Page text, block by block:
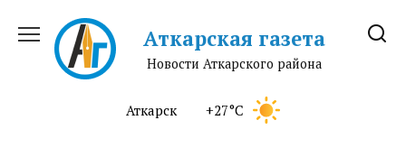
содержанию
Аткарская газета
Новости Аткарского района
Аткарск +27°C